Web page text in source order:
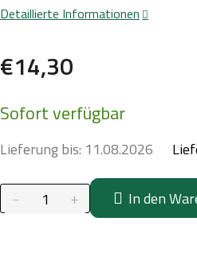
€14,30
Sofort verfügbar
Lieferung bis: 11.08.2026
In den
Detaillierte Informationen